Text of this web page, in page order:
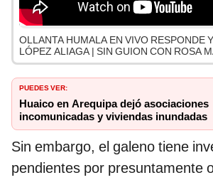
OLLANTA HUMALA EN VIVO RESPONDE
LÓPEZ ALIAGA | SIN GUION CON ROSA
PUEDES VER:
Huaico en Arequipa dejó asociaciones
incomunicadas y viviendas inundadas
Sin embargo, el galeno tiene
pendientes por presuntamente